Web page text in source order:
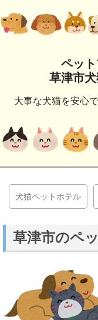
ペッ
草津市
大事な犬猫を安心
犬猫ペットホテル
草津市のペ